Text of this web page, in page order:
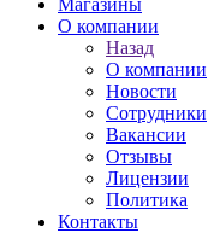
Магазины
О компании
Назад
О компании
Новости
Сотрудники
Вакансии
Отзывы
Лицензии
Политика
Контакты